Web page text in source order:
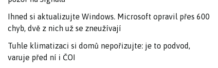
Ihned si aktualizujte Windows. Microsoft opravil přes 600
chyb, dvě z nich už se zneužívají
Tuhle klimatizaci si domů nepořizujte: je to podvod,
varuje před ní i ČOI